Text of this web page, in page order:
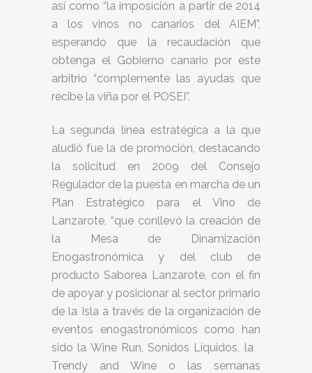
así como “la imposición a partir de 2014
a los vinos no canarios del AIEM”,
esperando que la recaudación que
obtenga el Gobierno canario por este
arbitrio “complemente las ayudas que
recibe la viña por el POSEI”.
La segunda línea estratégica a la que
aludió fue la de promoción, destacando
la solicitud en 2009 del Consejo
Regulador de la puesta en marcha de un
Plan Estratégico para el Vino de
Lanzarote, “que conllevó la creación de
la Mesa de Dinamización
Enogastronómica y del club de
producto Saborea Lanzarote, con el fin
de apoyar y posicionar al sector primario
de la Isla a través de la organización de
eventos enogastronómicos como han
sido la Wine Run, Sonidos Líquidos, la
Trendy and Wine o las semanas